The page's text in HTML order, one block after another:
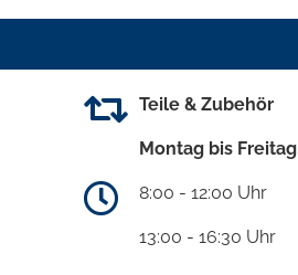
Teile & Zubehör
Montag bis Freitag
8:00 - 12:00 Uhr
13:00 - 16:30 Uhr